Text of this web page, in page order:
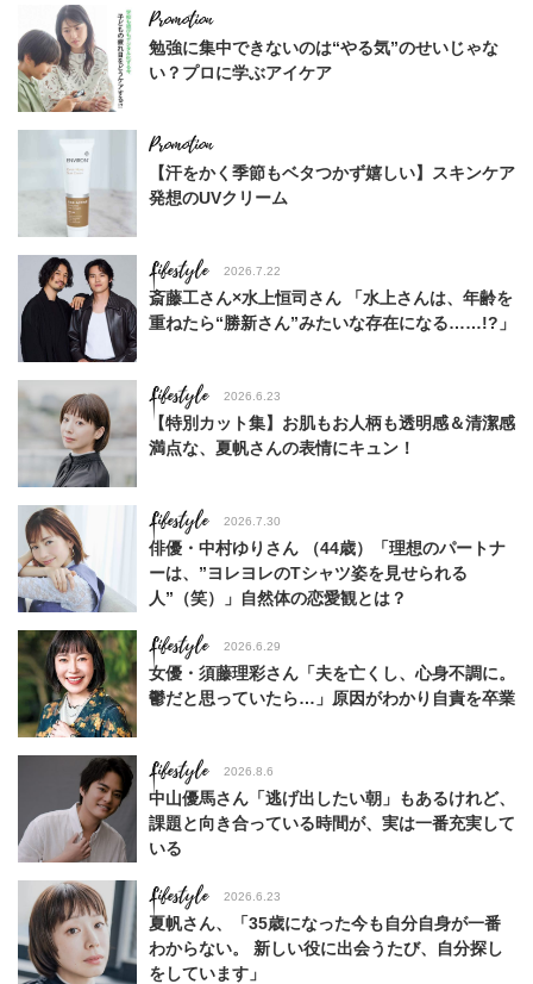
勉強に集中できないのは“やる気”のせいじゃな
い？プロに学ぶアイケア
【汗をかく季節もベタつかず嬉しい】スキンケア
発想のUVクリーム
Lifestyle 2026.7.22
斎藤工さん×水上恒司さん 「水上さんは、年齢を
重ねたら“勝新さん”みたいな存在になる……!?」
Lifestyle 2026.6.23
【特別カット集】お肌もお人柄も透明感＆清潔感
満点な、夏帆さんの表情にキュン！
Lifestyle 2026.7.30
俳優・中村ゆりさん （44歳）「理想のパートナ
ーは、”ヨレヨレのTシャツ姿を見せられる
人”（笑）」自然体の恋愛観とは？
Lifestyle 2026.6.29
女優・須藤理彩さん「夫を亡くし、心身不調に。
鬱だと思っていたら…」原因がわかり自責を卒業
Lifestyle 2026.8.6
中山優馬さん「逃げ出したい朝」もあるけれど、
課題と向き合っている時間が、実は一番充実して
いる
Lifestyle 2026.6.23
夏帆さん、「35歳になった今も自分自身が一番
わからない。 新しい役に出会うたび、自分探し
をしています」